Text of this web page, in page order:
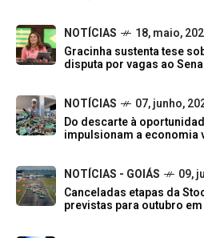
NOTÍCIAS
18, maio,
Gracinha sustenta tese
disputa por vagas ao
NOTÍCIAS
07, junho,
Do descarte à
impulsionam a economia
NOTÍCIAS - GOIÁS
09,
Canceladas etapas da
previstas para outubro